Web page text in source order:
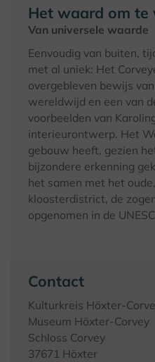
Het waard om te
Van universele waarde
Eenvoudig van buiten,
met al uniek: Het
overgebleven bewijs
wereldwijd en een van
voorbeelden van
interieurontwerp. Het
gebouw heeft, gezien
bijzondere erkenning
het samen met het
kloosterdistrict, de
opgenomen in de
Contact
Kulturkreis Höxter-
Museum Höxter-Corvey
Schloss Corvey
37671 Höxter